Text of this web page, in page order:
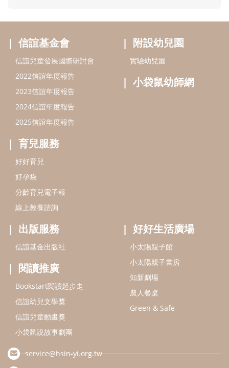
好孕袋
分齡育兒電子報
線上教養諮詢
出版服務
信誼基金出版社
閱讀推廣
Bookstart閱讀起步走
信誼幼兒文學獎
信誼兒童動畫獎
小袋鼠說故事劇團
service@hsin-yi.org.tw
信誼好好育兒
小太陽親子書房
(02)2396-5305轉2345 (週一～週五 9:00～18:00)
認識信誼 合作洽談 智慧財產權聲明
本網站建議使用IE9(含以上)或 Google Chrome 版本瀏覽器
信誼基金會/上誼文化實業股份有限公司 版權所有 ©